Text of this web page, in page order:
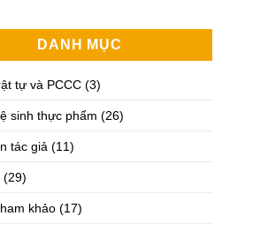
DANH MỤC
tự và PCCC (3)
sinh thực phẩm (26)
tác giả (11)
(29)
khảo (17)